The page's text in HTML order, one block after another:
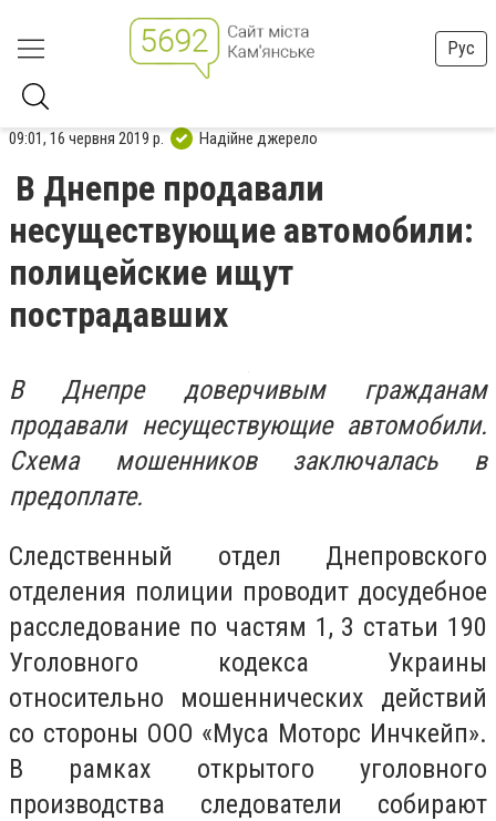
Рус
09:01, 16 червня 2019 р. Надійне джерело
В Днепре продавали
несуществующие автомобили:
полицейские ищут
пострадавших
В Днепре доверчивым гражданам
продавали несуществующие автомобили.
Схема мошенников заключалась в
предоплате.
Следственный отдел Днепровского
отделения полиции проводит досудебное
расследование по частям 1, 3 статьи 190
Уголовного кодекса Украины
относительно мошеннических действий
со стороны ООО «Муса Моторс Инчкейп».
В рамках открытого уголовного
производства следователи собирают